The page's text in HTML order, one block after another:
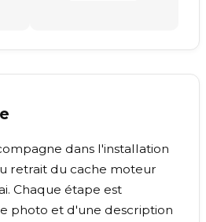
dans l'installation
retrait du cache moteur
Chaque étape est
photo et d'une description